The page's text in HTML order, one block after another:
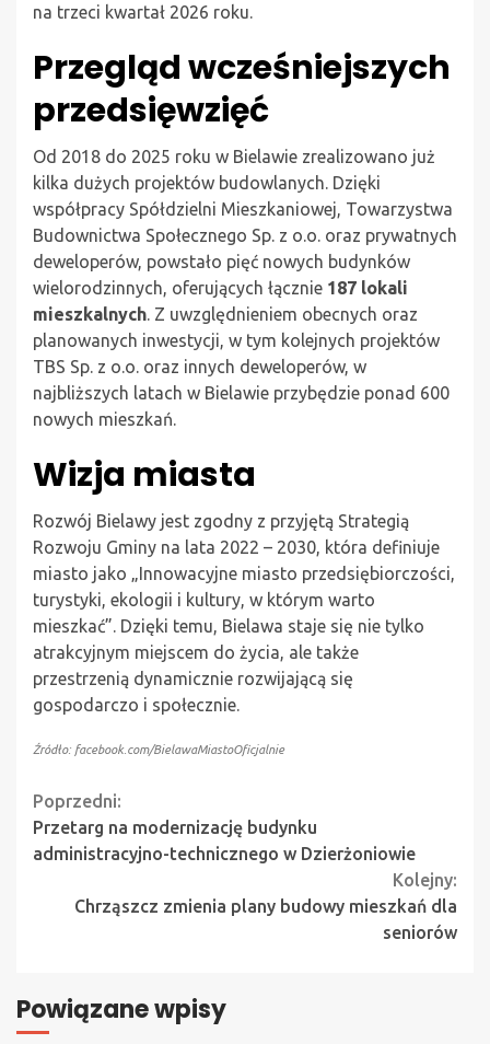
na trzeci kwartał 2026 roku.
Przegląd wcześniejszych
przedsięwzięć
Od 2018 do 2025 roku w Bielawie zrealizowano już
kilka dużych projektów budowlanych. Dzięki
współpracy Spółdzielni Mieszkaniowej, Towarzystwa
Budownictwa Społecznego Sp. z o.o. oraz prywatnych
deweloperów, powstało pięć nowych budynków
wielorodzinnych, oferujących łącznie 187 lokali
mieszkalnych. Z uwzględnieniem obecnych oraz
planowanych inwestycji, w tym kolejnych projektów
TBS Sp. z o.o. oraz innych deweloperów, w
najbliższych latach w Bielawie przybędzie ponad 600
nowych mieszkań.
Wizja miasta
Rozwój Bielawy jest zgodny z przyjętą Strategią
Rozwoju Gminy na lata 2022 – 2030, która definiuje
miasto jako „Innowacyjne miasto przedsiębiorczości,
turystyki, ekologii i kultury, w którym warto
mieszkać”. Dzięki temu, Bielawa staje się nie tylko
atrakcyjnym miejscem do życia, ale także
przestrzenią dynamicznie rozwijającą się
gospodarczo i społecznie.
Źródło: facebook.com/BielawaMiastoOficjalnie
Continue
Reading
Poprzedni:
Przetarg na modernizację budynku
administracyjno-technicznego w Dzierżoniowie
Kolejny:
Chrząszcz zmienia plany budowy mieszkań dla
seniorów
Powiązane wpisy